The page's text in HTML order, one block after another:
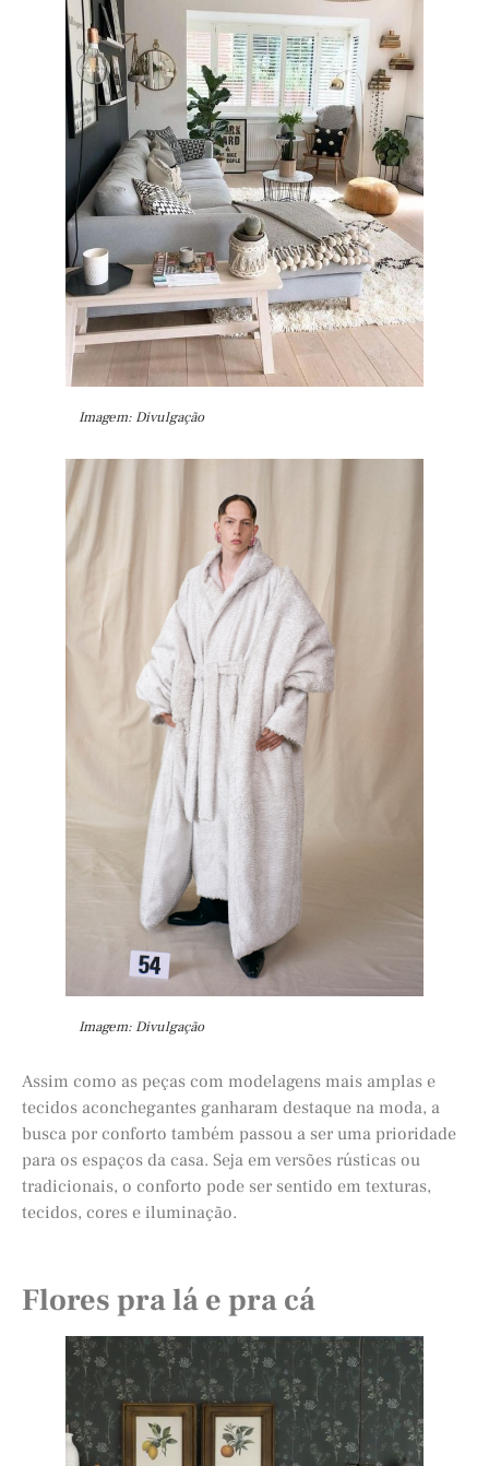
Imagem: Divulgação
Imagem: Divulgação
Assim como as peças com modelagens mais amplas e
tecidos aconchegantes ganharam destaque na moda, a
busca por conforto também passou a ser uma prioridade
para os espaços da casa. Seja em versões rústicas ou
tradicionais, o conforto pode ser sentido em texturas,
tecidos, cores e iluminação.
Flores pra lá e pra cá